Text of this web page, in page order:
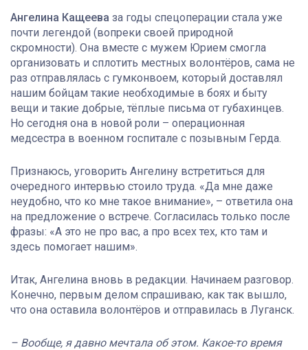
Ангелина Кащеева за годы спецоперации стала уже
почти легендой (вопреки своей природной
скромности). Она вместе с мужем Юрием смогла
организовать и сплотить местных волонтёров, сама не
раз отправлялась с гумконвоем, который доставлял
нашим бойцам такие необходимые в боях и быту
вещи и такие добрые, тёплые письма от губахинцев.
Но сегодня она в новой роли – операционная
медсестра в военном госпитале с позывным Герда.
Признаюсь, уговорить Ангелину встретиться для
очередного интервью стоило труда. «Да мне даже
неудобно, что ко мне такое внимание», – ответила она
на предложение о встрече. Согласилась только после
фразы: «А это не про вас, а про всех тех, кто там и
здесь помогает нашим».
Итак, Ангелина вновь в редакции. Начинаем разговор.
Конечно, первым делом спрашиваю, как так вышло,
что она оставила волонтёров и отправилась в Луганск.
– Вообще, я давно мечтала об этом. Какое-то время